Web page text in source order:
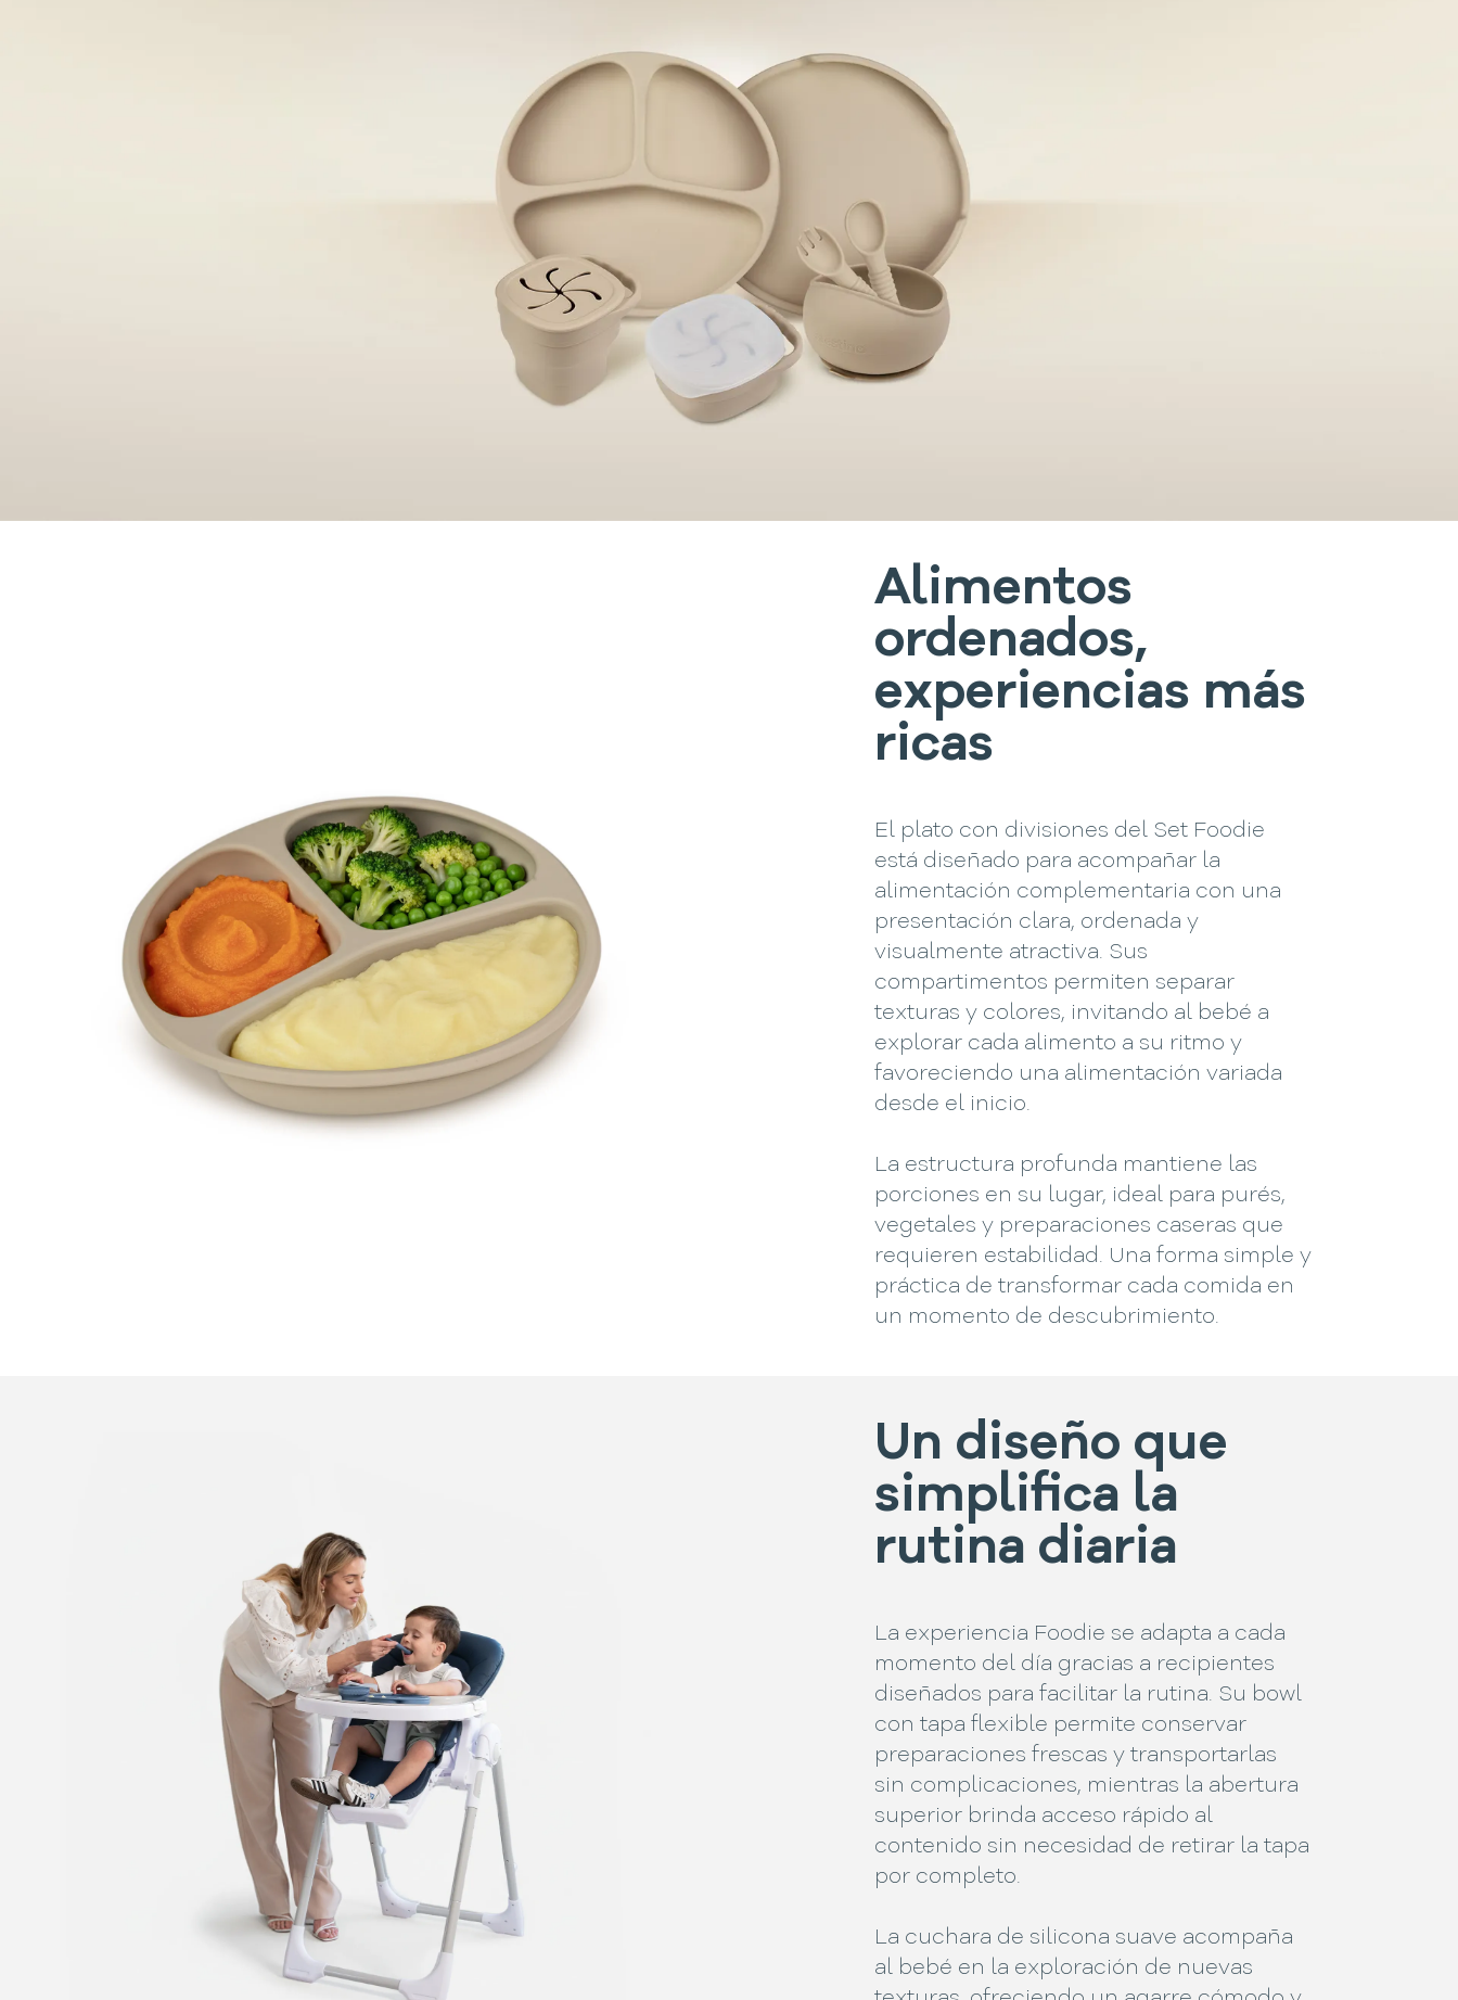
Alimentos
ordenados,
experiencias más
ricas
El plato con divisiones del Set Foodie
está diseñado para acompañar la
alimentación complementaria con una
presentación clara, ordenada y
visualmente atractiva. Sus
compartimentos permiten separar
texturas y colores, invitando al bebé a
explorar cada alimento a su ritmo y
favoreciendo una alimentación variada
desde el inicio.
La estructura profunda mantiene las
porciones en su lugar, ideal para purés,
vegetales y preparaciones caseras que
requieren estabilidad. Una forma simple y
práctica de transformar cada comida en
un momento de descubrimiento.
Un diseño que
simplifica la
rutina diaria
La experiencia Foodie se adapta a cada
momento del día gracias a recipientes
diseñados para facilitar la rutina. Su bowl
con tapa flexible permite conservar
preparaciones frescas y transportarlas
sin complicaciones, mientras la abertura
superior brinda acceso rápido al
contenido sin necesidad de retirar la tapa
por completo.
La cuchara de silicona suave acompaña
al bebé en la exploración de nuevas